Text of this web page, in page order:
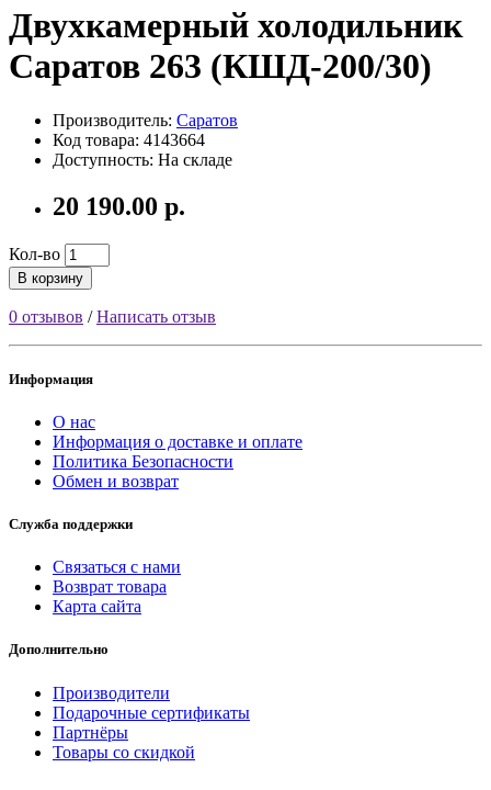
Двухкамерный холодильник
Саратов 263 (КШД-200/30)
Производитель: Саратов
Код товара: 4143664
Доступность: На складе
20 190.00 р.
Кол-во
В корзину
0 отзывов /Написать отзыв
Информация
О нас
Информация о доставке и оплате
Политика Безопасности
Обмен и возврат
Служба поддержки
Связаться с нами
Возврат товара
Карта сайта
Дополнительно
Производители
Подарочные сертификаты
Партнёры
Товары со скидкой